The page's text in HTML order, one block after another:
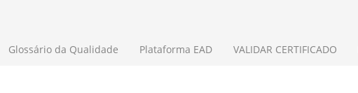
Glossário da Qualidade Plataforma EAD VALIDAR CERTIFICADO